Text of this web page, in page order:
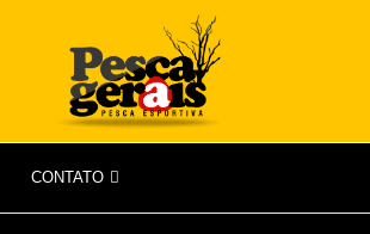
CONTATO